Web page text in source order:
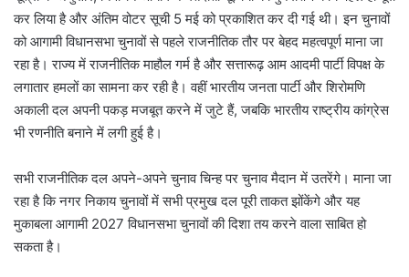
कर लिया है और अंतिम वोटर सूची 5 मई को प्रकाशित कर दी गई थी। इन चुनावों
को आगामी विधानसभा चुनावों से पहले राजनीतिक तौर पर बेहद महत्वपूर्ण माना जा
रहा है। राज्य में राजनीतिक माहौल गर्म है और सत्तारूढ़ आम आदमी पार्टी विपक्ष के
लगातार हमलों का सामना कर रही है। वहीं भारतीय जनता पार्टी और शिरोमणि
अकाली दल अपनी पकड़ मजबूत करने में जुटे हैं, जबकि भारतीय राष्ट्रीय कांग्रेस
भी रणनीति बनाने में लगी हुई है।
सभी राजनीतिक दल अपने-अपने चुनाव चिन्ह पर चुनाव मैदान में उतरेंगे। माना जा
रहा है कि नगर निकाय चुनावों में सभी प्रमुख दल पूरी ताकत झोंकेंगे और यह
मुकाबला आगामी 2027 विधानसभा चुनावों की दिशा तय करने वाला साबित हो
सकता है।